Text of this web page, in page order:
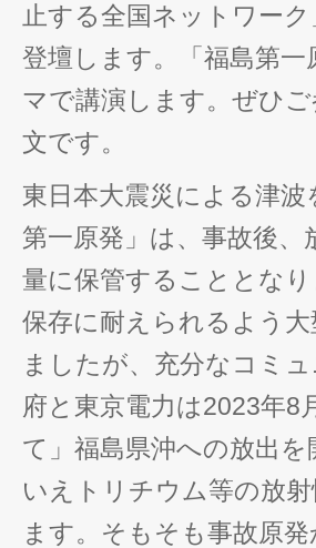
止する全国ネットワー
登壇します。「福島第
マで講演します。ぜひ
文です。
東日本大震災による津
第一原発」は、事故後
量に保管することとな
保存に耐えられるよう
ましたが、充分なコミ
府と東京電力は2023年8
て」福島県沖への放出
いえトリチウム等の放
ます。そもそも事故原